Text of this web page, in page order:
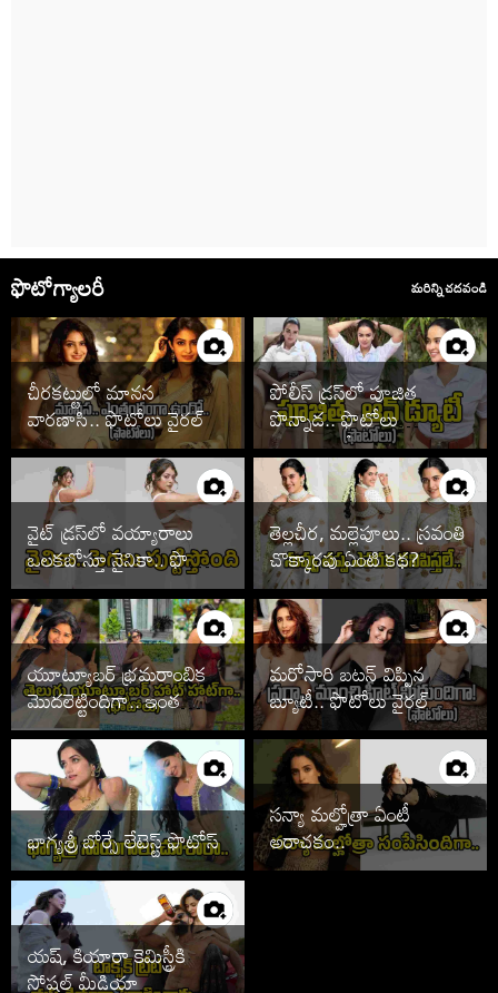
ఫొటోగ్యాలరీ మరిన్ని చదవండి
చీరకట్టులో మానస
వారణాసి.. ఫొటోలు వైరల్
పోలీస్ డ్రస్‌లో పూజిత
పొన్నాడ.. ఫొటోలు
చూడాల్సిందే
వైట్ డ్రస్‌లో వయ్యారాలు
ఒలకబోస్తూ నైనికా.. ఫొటోలు
వైరల్
తెల్లచీర, మల్లెపూలు.. స్రవంతి
చొక్కారపు ఏంటి కథ?
యూట్యూబర్ భ్రమరాంబిక
మొదలెట్టిందిగా.. ఇంత
హాట్‌గానా
మరోసారి బటన్ విప్పిన
బ్యూటీ.. ఫొటోలు వైరల్
భాగ్యశ్రీ బోర్సే లేటెస్ట్ ఫొటోస్
సన్యా మల్హోత్రా ఏంటీ
అరాచకం..
యష్, కియారా కెమిస్ట్రీకి
సోషల్ మీడియా